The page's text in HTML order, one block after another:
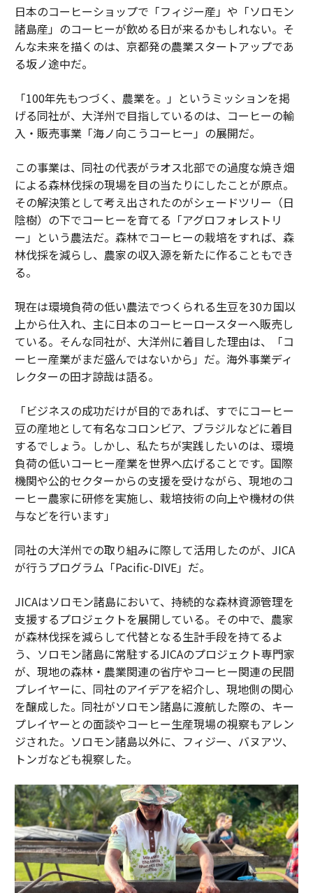
日本のコーヒーショップで「フィジー産」や「ソロモン
諸島産」のコーヒーが飲める日が来るかもしれない。そ
んな未来を描くのは、京都発の農業スタートアップであ
る坂ノ途中だ。
「100年先もつづく、農業を。」というミッションを掲
げる同社が、大洋州で目指しているのは、コーヒーの輸
入・販売事業「海ノ向こうコーヒー」の展開だ。
この事業は、同社の代表がラオス北部での過度な焼き畑
による森林伐採の現場を目の当たりにしたことが原点。
その解決策として考え出されたのがシェードツリー（日
陰樹）の下でコーヒーを育てる「アグロフォレストリ
ー」という農法だ。森林でコーヒーの栽培をすれば、森
林伐採を減らし、農家の収入源を新たに作ることもでき
る。
現在は環境負荷の低い農法でつくられる生豆を30カ国以
上から仕入れ、主に日本のコーヒーロースターへ販売し
ている。そんな同社が、大洋州に着目した理由は、「コ
ーヒー産業がまだ盛んではないから」だ。海外事業ディ
レクターの田才諒哉は語る。
「ビジネスの成功だけが目的であれば、すでにコーヒー
豆の産地として有名なコロンビア、ブラジルなどに着目
するでしょう。しかし、私たちが実践したいのは、環境
負荷の低いコーヒー産業を世界へ広げることです。国際
機関や公的セクターからの支援を受けながら、現地のコ
ーヒー農家に研修を実施し、栽培技術の向上や機材の供
与などを行います」
同社の大洋州での取り組みに際して活用したのが、JICA
が行うプログラム「Pacific-DIVE」だ。
JICAはソロモン諸島において、持続的な森林資源管理を
支援するプロジェクトを展開している。その中で、農家
が森林伐採を減らして代替となる生計手段を持てるよ
う、ソロモン諸島に常駐するJICAのプロジェクト専門家
が、現地の森林・農業関連の省庁やコーヒー関連の民間
プレイヤーに、同社のアイデアを紹介し、現地側の関心
を醸成した。同社がソロモン諸島に渡航した際の、キー
プレイヤーとの面談やコーヒー生産現場の視察もアレン
ジされた。ソロモン諸島以外に、フィジー、バヌアツ、
トンガなども視察した。